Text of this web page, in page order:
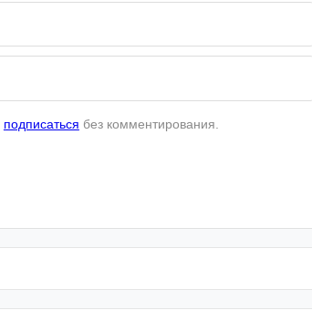
подписаться без комментирования.